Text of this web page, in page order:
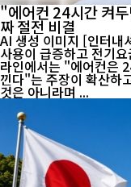
"에어컨 24시간 켜
짜 절전 비결
AI 생성 이미지 [인터내셔널포커스] 연일 폭염이 이어지며 냉방기
사용이 급증하고 전기
라인에서는 "에어컨은
낀다"는 주장이 확산하
것은 아니라며 ...